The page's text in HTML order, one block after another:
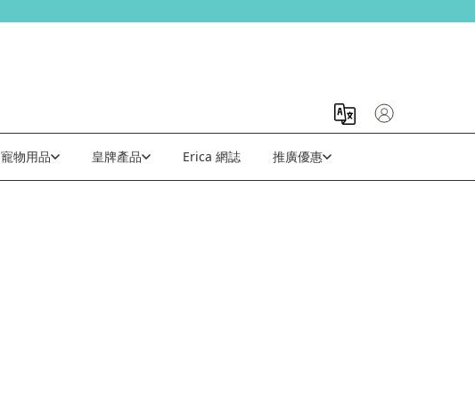
寵物用品 皇牌產品 Erica 網誌 推廣優惠